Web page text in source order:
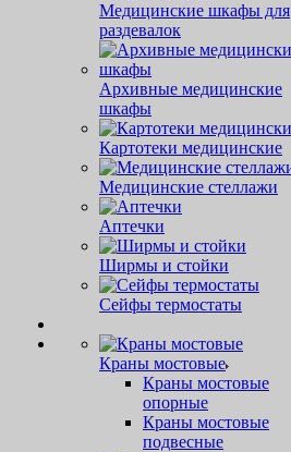
Медицинские шкафы для
раздевалок
Архивные медицинские
шкафы
Картотеки медицинские
Медицинские стеллажи
Аптечки
Ширмы и стойки
Сейфы термостаты
Краны мостовые
Краны мостовые
опорные
Краны мостовые
подвесные